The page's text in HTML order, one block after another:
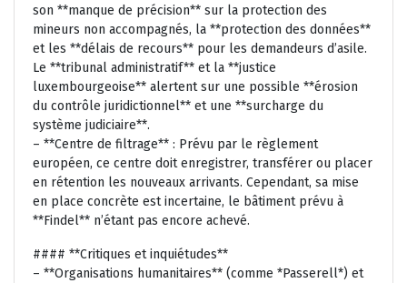
son **manque de précision** sur la protection des
mineurs non accompagnés, la **protection des données**
et les **délais de recours** pour les demandeurs d’asile.
Le **tribunal administratif** et la **justice
luxembourgeoise** alertent sur une possible **érosion
du contrôle juridictionnel** et une **surcharge du
système judiciaire**.
– **Centre de filtrage** : Prévu par le règlement
européen, ce centre doit enregistrer, transférer ou placer
en rétention les nouveaux arrivants. Cependant, sa mise
en place concrète est incertaine, le bâtiment prévu à
**Findel** n’étant pas encore achevé.
#### **Critiques et inquiétudes**
– **Organisations humanitaires** (comme *Passerell*) et